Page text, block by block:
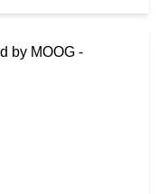
by MOOG -